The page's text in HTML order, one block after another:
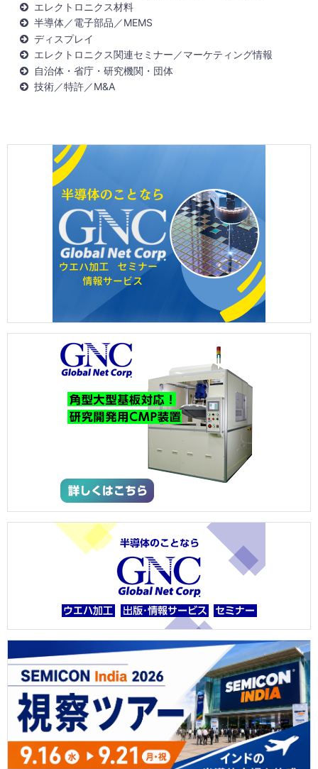
エレクトロニクス材料
半導体／電子部品／MEMS
ディスプレイ
エレクトロニクス関連セミナー／マーケティング情報
自治体・省庁・研究機関・団体
技術／特許／M&A